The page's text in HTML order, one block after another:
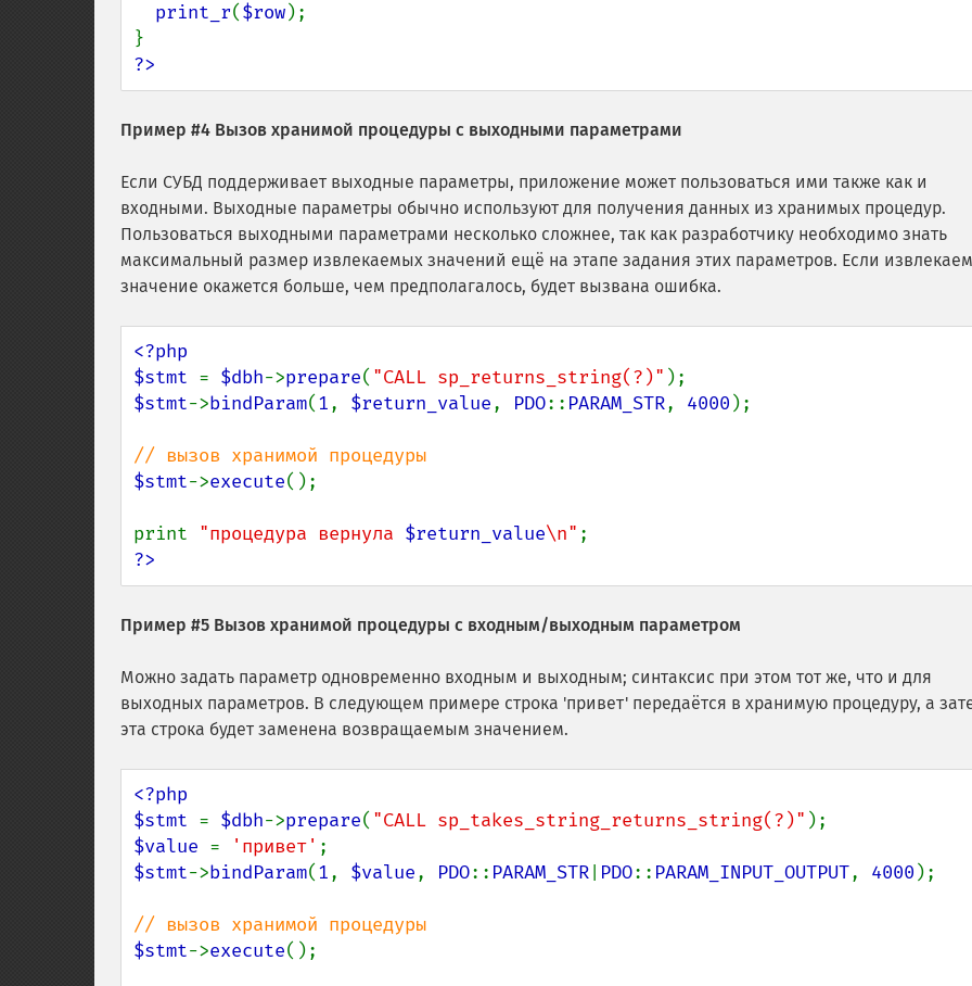
print_r($row);
?>
Пример #4 Вызов хранимой процедуры с выходными параметрами
Если СУБД поддерживает выходные параметры, приложение может пользоваться ими также как и
входными. Выходные параметры обычно используют для получения данных из хранимых процедур.
Пользоваться выходными параметрами несколько сложнее, так как разработчику необходимо знать
максимальный размер извлекаемых значений ещё на этапе задания этих параметров. Если
значение окажется больше, чем предполагалось, будет вызвана ошибка.
<?php
$stmt = $dbh->prepare( "CALL sp_returns_string(?)"
$stmt->bindParam(1, $return_value, PDO:: PARAM_STR, 4000 );
$stmt->execute();
print "процедура вернула $return_value\n"
?>
Пример #5 Вызов хранимой процедуры с входным/выходным параметром
Можно задать параметр одновременно входным и выходным; синтаксис при этом тот же, что и для
выходных параметров. В следующем примере строка 'привет' передаётся в хранимую процедуру, а
эта строка будет заменена возвращаемым значением.
<?php
$stmt = $dbh->prepare( "CALL sp_takes_string_returns_string(?)"
$value = 'привет'
$stmt->bindParam(1, $value, PDO:: PARAM_STR PDO:: PARAM_INPUT_OUTPUT, 4000 );
$stmt->execute();